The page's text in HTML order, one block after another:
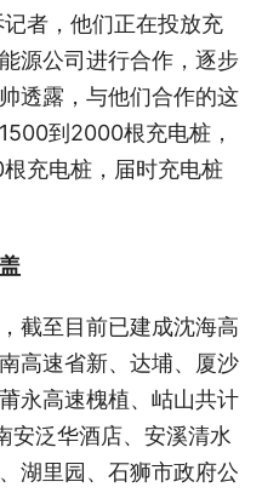
者，他们正在投放充
源公司进行合作，逐步
透露，与他们合作的这
到2000根充电桩，
充电桩，届时充电桩
截至目前已建成沈海高
高速省新、达埔、厦沙
永高速槐植、岵山共计
安泛华酒店、安溪清水
湖里园、石狮市政府公